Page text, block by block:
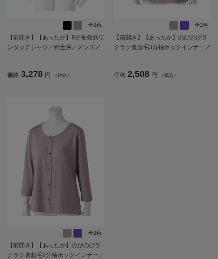
全2色
【前開き】【あったか】8分袖発熱ワ
ンタッチシャツ／紳士用／メンズ／
価格 3,278 円 （税込）
全2色
【前開き】【あったか】のびのびラ
クラク裏起毛3分袖ホックインナー／
記入欄付【CF】
価格 2,508 円 （税込）
全2色
【前開き】【あったか】のびのびラ
クラク裏起毛8分袖ホックインナー／